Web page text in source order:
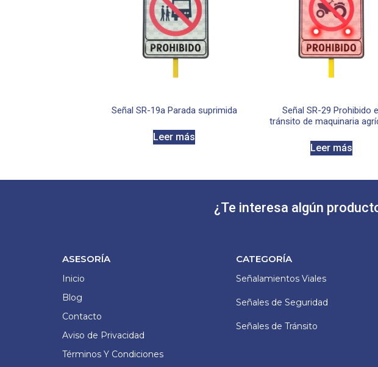
Señal SR-19a Parada suprimida
Leer más
Señal SR-29 Prohibido
tránsito de maquinaria
Leer más
¿Te interesa algún
ASESORÍA
Inicio
Blog
Contacto
Aviso de Privacidad
Términos Y Condiciones
CATEGORÍA
Señalamientos Viales
Señales de Seguridad
Señales de Tránsito